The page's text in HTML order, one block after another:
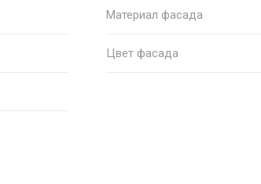
Материал фасада
Цвет фасада